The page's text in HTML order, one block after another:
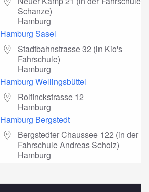
Schanze)
Hamburg
Hamburg Sasel
Stadtbahnstrasse 32 (in Kio's
Fahrschule)
Hamburg
Hamburg Wellingsbüttel
Rolfinckstrasse 12
Hamburg
Hamburg Bergstedt
Bergstedter Chaussee 122 (in der
Fahrschule Andreas Scholz)
Hamburg